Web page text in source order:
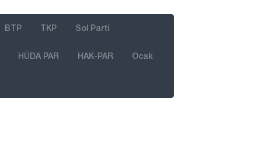
BTP TKP Sol Parti
HÜDA PAR HAK-PAR Ocak